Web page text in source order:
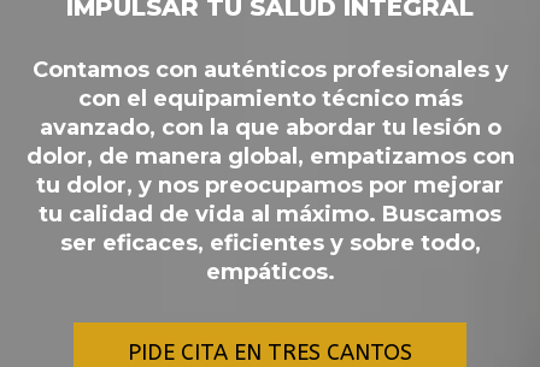
IMPULSAR TU SALUD INTEGRAL
Contamos con auténticos profesionales y
con el equipamiento técnico más
avanzado, con la que abordar tu lesión o
dolor, de manera global, empatizamos con
tu dolor, y nos preocupamos por mejorar
tu calidad de vida al máximo. Buscamos
ser eficaces, eficientes y sobre todo,
empáticos.
PIDE CITA EN TRES CANTOS